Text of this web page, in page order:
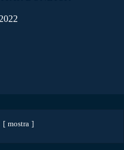
mostra